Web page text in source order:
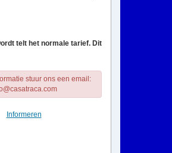
telt het normale tarief. Dit
stuur ons een email:
Informeren